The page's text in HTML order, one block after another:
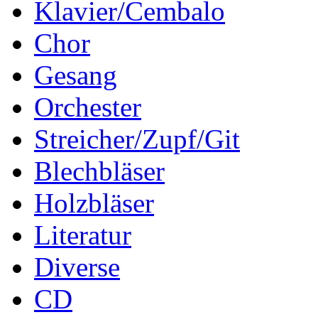
Klavier/Cembalo
Chor
Gesang
Orchester
Streicher/Zupf/Git
Blechbläser
Holzbläser
Literatur
Diverse
CD